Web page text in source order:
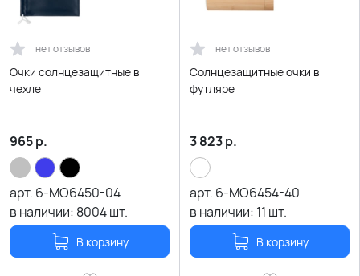
нет отзывов
Очки солнцезащитные в
чехле
965р.
арт. 6-MO6450-04
в наличии: 8004шт.
В корзину
нет отзывов
Солнцезащитные очки в
футляре
3 823р.
арт. 6-MO6454-40
в наличии: 11 шт.
В корзину